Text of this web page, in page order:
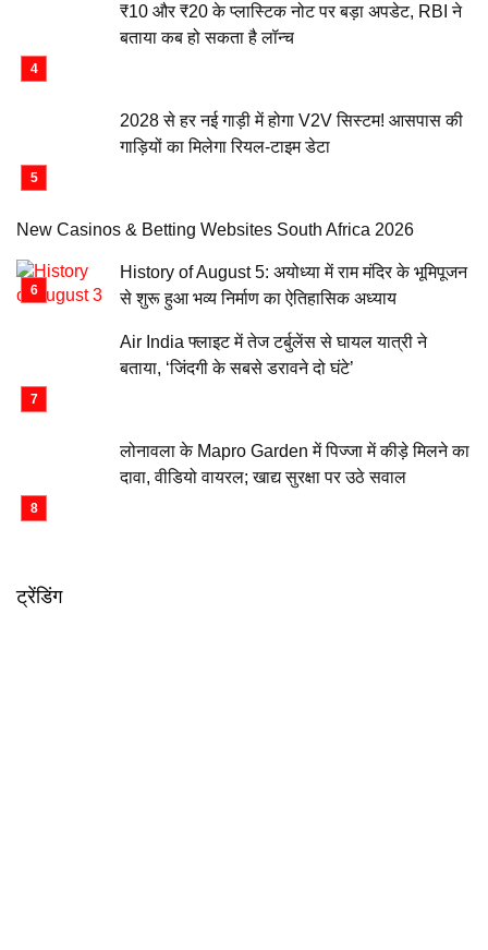
₹10 और ₹20 के प्लास्टिक नोट पर बड़ा अपडेट, RBI ने
बताया कब हो सकता है लॉन्च
2028 से हर नई गाड़ी में होगा V2V सिस्टम! आसपास की
गाड़ियों का मिलेगा रियल-टाइम डेटा
New Casinos & Betting Websites South Africa 2026
History of August 5: अयोध्या में राम मंदिर के भूमिपूजन
से शुरू हुआ भव्य निर्माण का ऐतिहासिक अध्याय
Air India फ्लाइट में तेज टर्बुलेंस से घायल यात्री ने
बताया, ‘जिंदगी के सबसे डरावने दो घंटे’
लोनावला के Mapro Garden में पिज्जा में कीड़े मिलने का
दावा, वीडियो वायरल; खाद्य सुरक्षा पर उठे सवाल
ट्रेंडिंग